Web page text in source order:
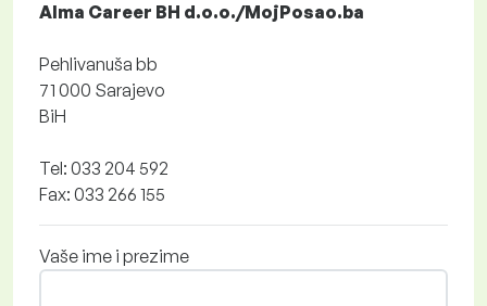
Alma Career BH d.o.o./MojPosao.ba
Pehlivanuša bb
71 000 Sarajevo
BiH
Tel: 033 204 592
Fax: 033 266 155
Vaše ime i prezime